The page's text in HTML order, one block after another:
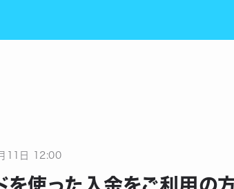
日 12:00
を使った入金をご利用の